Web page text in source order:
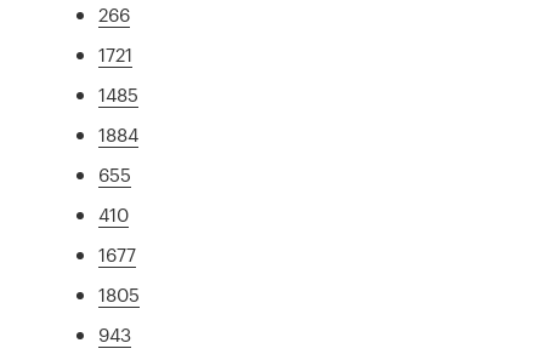
266
1721
1485
1884
655
410
1677
1805
943